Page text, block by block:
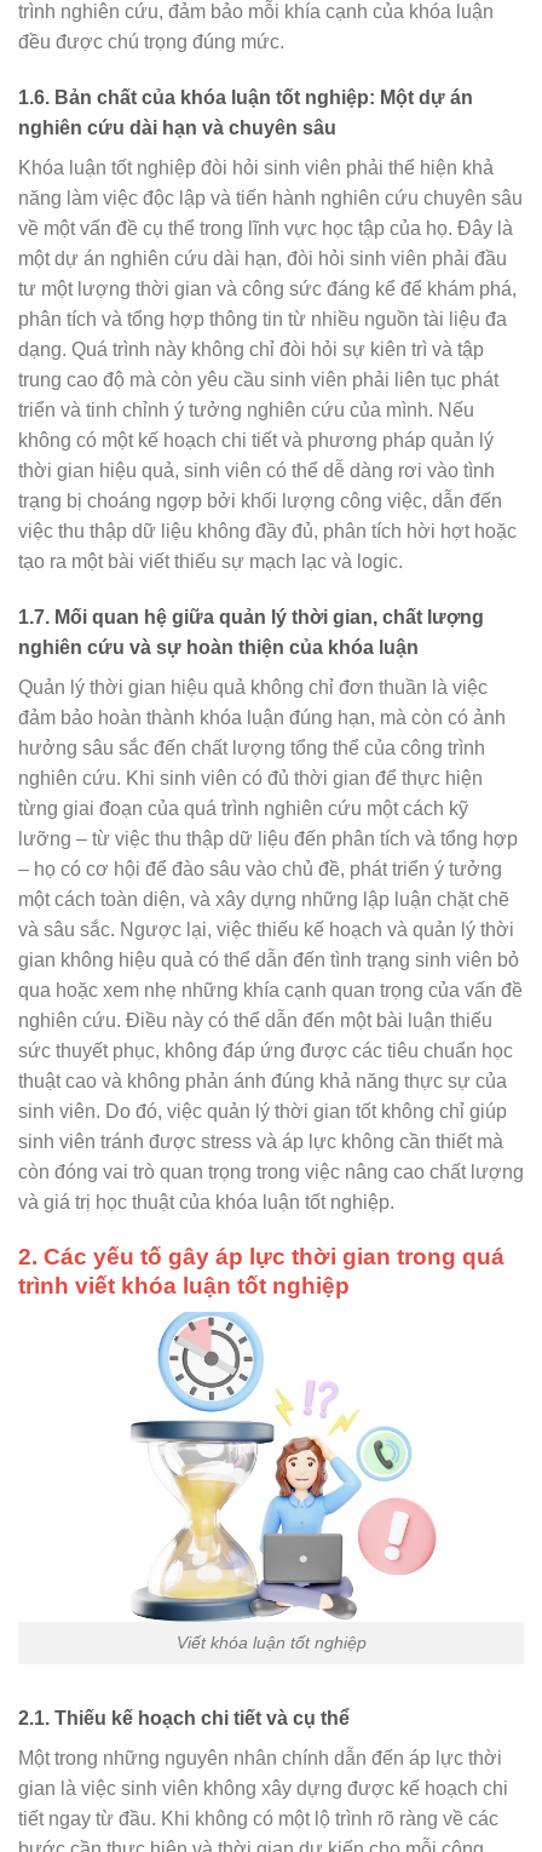
trình nghiên cứu, đảm bảo mỗi khía cạnh của khóa luận
đều được chú trọng đúng mức.
1.6. Bản chất của khóa luận tốt nghiệp: Một dự án
nghiên cứu dài hạn và chuyên sâu
Khóa luận tốt nghiệp đòi hỏi sinh viên phải thể hiện khả
năng làm việc độc lập và tiến hành nghiên cứu chuyên sâu
về một vấn đề cụ thể trong lĩnh vực học tập của họ. Đây là
một dự án nghiên cứu dài hạn, đòi hỏi sinh viên phải đầu
tư một lượng thời gian và công sức đáng kể để khám phá,
phân tích và tổng hợp thông tin từ nhiều nguồn tài liệu đa
dạng. Quá trình này không chỉ đòi hỏi sự kiên trì và tập
trung cao độ mà còn yêu cầu sinh viên phải liên tục phát
triển và tinh chỉnh ý tưởng nghiên cứu của mình. Nếu
không có một kế hoạch chi tiết và phương pháp quản lý
thời gian hiệu quả, sinh viên có thể dễ dàng rơi vào tình
trạng bị choáng ngợp bởi khối lượng công việc, dẫn đến
việc thu thập dữ liệu không đầy đủ, phân tích hời hợt hoặc
tạo ra một bài viết thiếu sự mạch lạc và logic.
1.7. Mối quan hệ giữa quản lý thời gian, chất lượng
nghiên cứu và sự hoàn thiện của khóa luận
Quản lý thời gian hiệu quả không chỉ đơn thuần là việc
đảm bảo hoàn thành khóa luận đúng hạn, mà còn có ảnh
hưởng sâu sắc đến chất lượng tổng thể của công trình
nghiên cứu. Khi sinh viên có đủ thời gian để thực hiện
từng giai đoạn của quá trình nghiên cứu một cách kỹ
lưỡng – từ việc thu thập dữ liệu đến phân tích và tổng hợp
– họ có cơ hội để đào sâu vào chủ đề, phát triển ý tưởng
một cách toàn diện, và xây dựng những lập luận chặt chẽ
và sâu sắc. Ngược lại, việc thiếu kế hoạch và quản lý thời
gian không hiệu quả có thể dẫn đến tình trạng sinh viên bỏ
qua hoặc xem nhẹ những khía cạnh quan trọng của vấn đề
nghiên cứu. Điều này có thể dẫn đến một bài luận thiếu
sức thuyết phục, không đáp ứng được các tiêu chuẩn học
thuật cao và không phản ánh đúng khả năng thực sự của
sinh viên. Do đó, việc quản lý thời gian tốt không chỉ giúp
sinh viên tránh được stress và áp lực không cần thiết mà
còn đóng vai trò quan trọng trong việc nâng cao chất lượng
và giá trị học thuật của khóa luận tốt nghiệp.
2. Các yếu tố gây áp lực thời gian trong quá
trình viết khóa luận tốt nghiệp
Viết khóa luận tốt nghiệp
2.1. Thiếu kế hoạch chi tiết và cụ thể
Một trong những nguyên nhân chính dẫn đến áp lực thời
gian là việc sinh viên không xây dựng được kế hoạch chi
tiết ngay từ đầu. Khi không có một lộ trình rõ ràng về các